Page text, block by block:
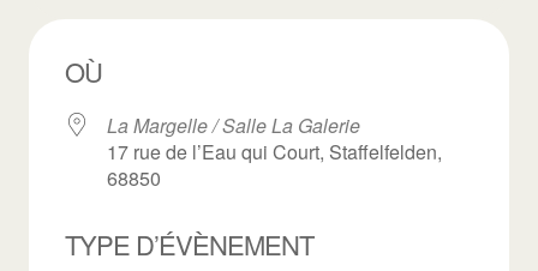
OÙ
La Margelle / Salle La Galerie
17 rue de l’Eau qui Court, Staffelfelden,
68850
TYPE D’ÉVÈNEMENT